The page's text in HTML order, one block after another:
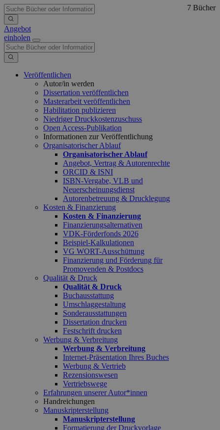
Angebot
einholen
Veröffentlichen
Autor/in werden
Dissertation veröffentlichen
Masterarbeit veröffentlichen
Habilitation publizieren
Niedriger Druckkostenzuschuss
Open Access-Publikation
Informationen zur Veröffentlichung
Organisatorischer Ablauf
Organisatorischer Ablauf
Angebot, Vertrag & Autorenrechte
ORCID & ISNI
ISBN-Vergabe, VLB und
Neuerscheinungsdienst
Autorenbetreuung & Drucklegung
Kosten & Finanzierung
Kosten & Finanzierung
Finanzierungsalternativen
VDK-Förderfonds 2026
Beispiel-Kalkulationen
VG WORT-Ausschüttung
Finanzierung und Förderung für
Promovenden & Postdocs
Qualität & Druck
Qualität & Druck
Buchausstattung
Umschlaggestaltung
Sonderausstattungen
Dissertation drucken
Festschrift drucken
Werbung & Verbreitung
Werbung & Verbreitung
Internet-Präsentation Ihres Buches
Werbung & Vertrieb
Rezensionswesen
Vertriebswege
Erfahrungen unserer Autor*innen
Handreichungen
Manuskripterstellung
Manuskripterstellung
Formatierung der Druckvorlage
7 Bücher